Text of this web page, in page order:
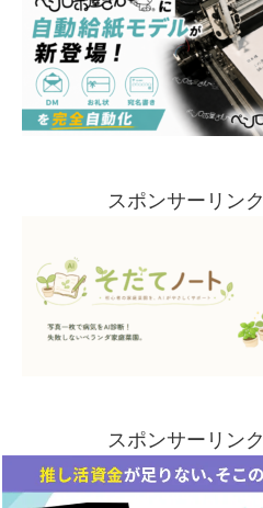
スポンサーリンク
スポンサーリンク